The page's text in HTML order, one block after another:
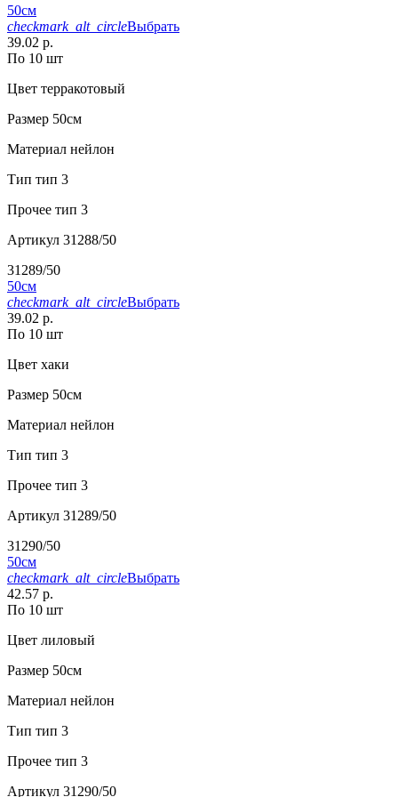
50см
checkmark_alt_circleВыбрать
39.02 р.
По 10 шт
Цвет терракотовый
Размер 50см
Материал нейлон
Тип тип 3
Прочее тип 3
Артикул 31288/50
31289/50
50см
checkmark_alt_circleВыбрать
39.02 р.
По 10 шт
Цвет хаки
Размер 50см
Материал нейлон
Тип тип 3
Прочее тип 3
Артикул 31289/50
31290/50
50см
checkmark_alt_circleВыбрать
42.57 р.
По 10 шт
Цвет лиловый
Размер 50см
Материал нейлон
Тип тип 3
Прочее тип 3
Артикул 31290/50